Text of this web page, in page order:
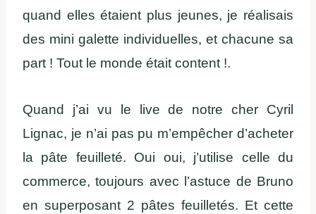
quand elles étaient plus jeunes, je réalisais
des mini galette individuelles, et chacune sa
part ! Tout le monde était content !.
Quand j’ai vu le live de notre cher Cyril
Lignac, je n’ai pas pu m’empêcher d’acheter
la pâte feuilleté. Oui oui, j’utilise celle du
commerce, toujours avec l’astuce de Bruno
en superposant 2 pâtes feuilletés. Et cette